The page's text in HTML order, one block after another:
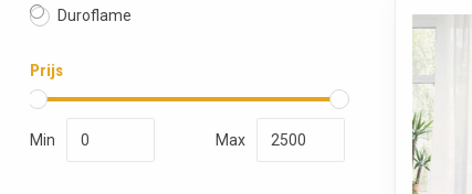
Duroflame
Prijs
Min Max